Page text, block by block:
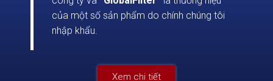
của một số sản phẩm do chính chúng tôi
nhập khẩu.
Xem chi tiết